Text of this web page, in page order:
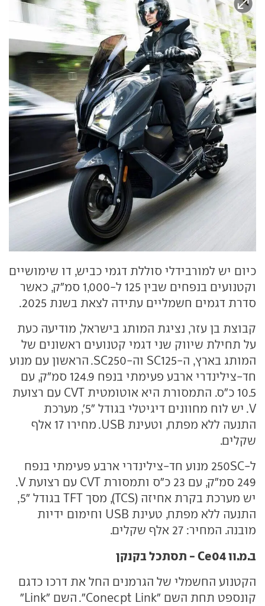
כיום יש למורבידלי סוללת דגמי כביש, דו שימושיים
וקטנועים בנפחים שבין 125 ל-1,000 סמ״ק, כאשר
סדרת דגמים חשמליים עתידה לצאת בשנת 2025.
קבוצת בן עזר, נציגת המותג בישראל, מודיעה כעת
על תחילת שיווק שני דגמי קטנועים ראשונים של
המותג בארץ, ה-SC125 וה-SC250. הראשון עם מנוע
חד-צילינדרי ארבע פעימתי בנפח 124.9 סמ״ק, עם
10.5 כ"ס. התמסורת היא אוטומטית CVT עם רצועת
V. יש לוח מחוונים דיגיטלי בגודל "5', מערכת
התנעה ללא מפתח, וטעינת USB. מחירו 17 אלף
שקלים.
ל-250SC מנוע חד-צילינדרי ארבע פעימתי בנפח
249 סמ״ק, עם 23 כ"ס ותמסורת CVT עם רצועת V.
יש מערכת בקרת אחיזה (TCS), מסך TFT בגודל "5,
התנעה ללא מפתח, טעינת USB וחימום ידיות
מובנה. המחיר: 27 אלף שקלים.
ב.מ.וו Ce04 - תסתכל בקנקן
הקטנוע החשמלי של הגרמנים החל את דרכו כדגם
קונספט תחת השם "Conecpt Link". השם "Link"